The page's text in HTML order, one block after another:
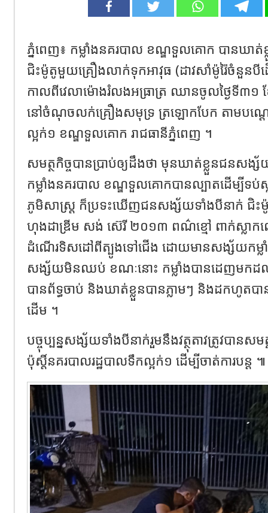
ភ្នំពេញ៖ កម្លាំងនគរបាល ខណ្ឌទួលគោក បានឃា
ជិះម៉ូតូមួយគ្រឿងលាក់ទុកអាវុធ (ដាវសាំម៉ូរ៉ៃចំនួន
កាលពីវេលាម៉ោងរំលងអធ្រាត្រ ឈានចូលថ្ងៃទី៣១
នៅចំណុចលក់គ្រឿងសមុទ្រ ត្រឡោកបែក តាមបណ្តោ
ល្អក់១ ខណ្ឌទួលគោក រាជធានីភ្នំពេញ ។
សមត្ថកិច្ចបានប្រាប់ឲ្យដឹងថា មុនឃាត់ខ្លួនជនសង្
កម្លាំងនគរបាល ខណ្ឌទួលគោកបានល្បាតដើម្បីទប់ស្
ភូមិសាស្ត្រ ក៏ប្រទះឃើញជនសង្ស័យទាំងបីនាក់ ជិះ
ហុងដាឌ្រីម សង់ ស៊េរី ២០១៣ ពណ៌ខ្មៅ ពាក់ស្លាកលេ
ដំណើរទិសដៅពីត្បូងទៅជើង ដោយមានសង្ស័យកម្
សង្ស័យមិនឈប់ ខណៈនោះ កម្លាំងបានដេញមក
បានព័ទ្ធចាប់ និងឃាត់ខ្លួនបានភ្លាមៗ និងដកហូតបា
ដើម ។
បច្ចុប្បន្នសង្ស័យទាំងបីនាក់រួមនឹងវត្ថុតាវត្រូវបានស
ប៉ុស្តិ៍នគរបាលរដ្ឋបាលទឹកល្អក់១ ដើម្បីចាត់ការបន្